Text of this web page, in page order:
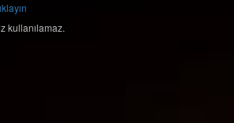
kullanılamaz.